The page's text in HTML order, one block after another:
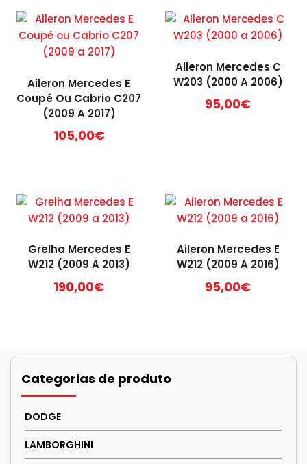
Aileron Mercedes E
Coupé Ou Cabrio C207
(2009 A 2017)
105,00€
Aileron Mercedes C
W203 (2000 A 2006)
95,00€
Grelha Mercedes E
W212 (2009 A 2013)
190,00€
Aileron Mercedes E
W212 (2009 A 2016)
95,00€
Categorias de produto
DODGE
LAMBORGHINI